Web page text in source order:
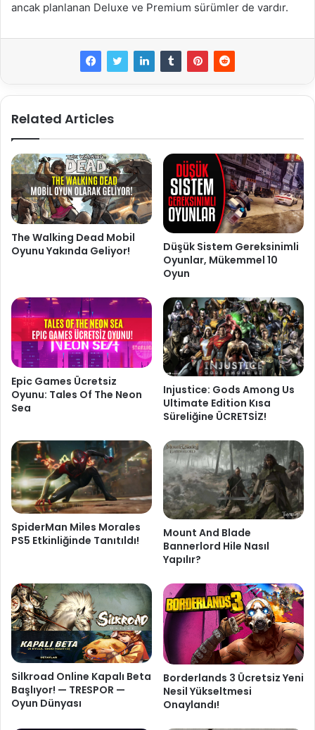
ancak planlanan Deluxe ve Premium sürümler de vardır.
Related Articles
The Walking Dead Mobil
Oyunu Yakında Geliyor!
Düşük Sistem Gereksinimli
Oyunlar, Mükemmel 10
Oyun
Epic Games Ücretsiz
Oyunu: Tales Of The Neon
Sea
Injustice: Gods Among Us
Ultimate Edition Kısa
Süreliğine ÜCRETSİZ!
SpiderMan Miles Morales
PS5 Etkinliğinde Tanıtıldı!
Mount And Blade
Bannerlord Hile Nasıl
Yapılır?
Silkroad Online Kapalı Beta
Başlıyor! — TRESPOR —
Oyun Dünyası
Borderlands 3 Ücretsiz Yeni
Nesil Yükseltmesi
Onaylandı!